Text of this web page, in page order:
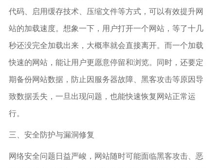
代码、启用缓存技术、压缩文件等方式，可以有效提升网
站的加载速度。想象一下，用户打开一个网站，等了十几
秒还没完全加载出来，大概率就会直接离开。而一个加载
快速的网站，能让用户更愿意停留和浏览。同时，还要定
期备份网站数据，防止因服务器故障、黑客攻击等原因导
致数据丢失，一旦出现问题，也能快速恢复网站正常运
行。
三、安全防护与漏洞修复
网络安全问题日益严峻，网站随时可能面临黑客攻击、恶